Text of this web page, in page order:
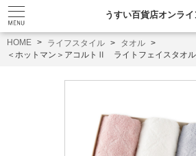
うすい百貨店オンライ
HOME ライフスタイル
タオル
＜ホットマン＞アコルトⅡ ライトフェイスタオル